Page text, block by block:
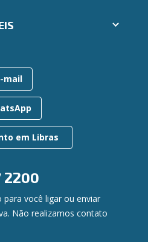
mail
em Libras
2200
para você ligar ou enviar
Não realizamos contato